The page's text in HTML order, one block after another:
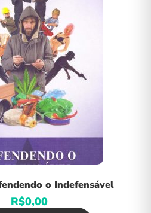
o Indefensável
R$0,00